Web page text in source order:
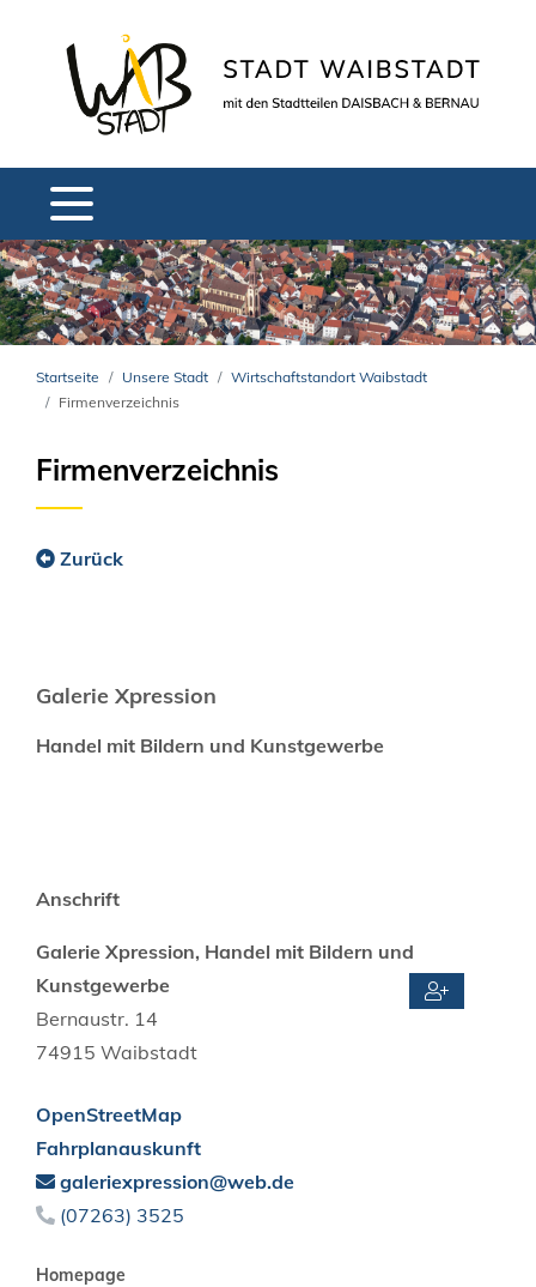
Startseite Unsere Stadt
Wirtschaftstandort Waibstadt
Firmenverzeichnis
Firmenverzeichnis
Zurück
Galerie Xpression
Handel mit Bildern und Kunstgewerbe
Anschrift
Galerie Xpression, Handel mit Bildern und
Kunstgewerbe
Bernaustr. 14
74915 Waibstadt
OpenStreetMap
Fahrplanauskunft
galeriexpression@web.de
(07263) 3525
Homepage